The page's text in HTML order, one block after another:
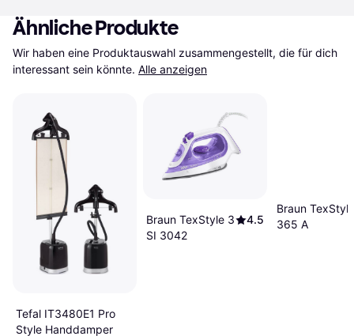
Ähnliche Produkte
Wir haben eine Produktauswahl zusammengestellt, die für dich
interessant sein könnte. Alle anzeigen
Tefal IT3480E1 Pro
Style Handdamper
Braun TexStyle 3
SI 3042
4.5
Braun
365 A